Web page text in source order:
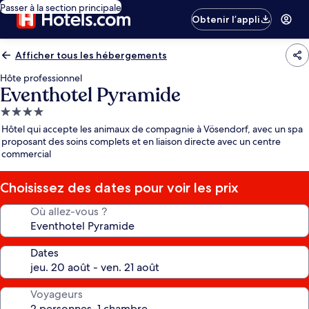
Passer à la section principale
Obtenir l’appli
Afficher tous les hébergements
Hôte professionnel
Eventhotel Pyramide
Hébergement
4.0 étoiles
Hôtel qui accepte les animaux de compagnie à Vösendorf, avec un spa
proposant des soins complets et en liaison directe avec un centre
commercial
Choisissez des dates pour voir les prix
Où allez-vous ?
Dates
Voyageurs